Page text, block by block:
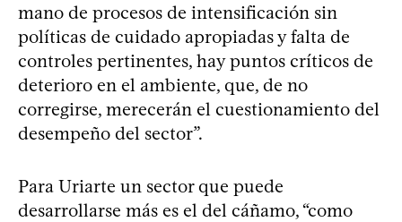
mano de procesos de intensificación sin
políticas de cuidado apropiadas y falta de
controles pertinentes, hay puntos críticos de
deterioro en el ambiente, que, de no
corregirse, merecerán el cuestionamiento del
desempeño del sector”.
Para Uriarte un sector que puede
desarrollarse más es el del cáñamo, “como